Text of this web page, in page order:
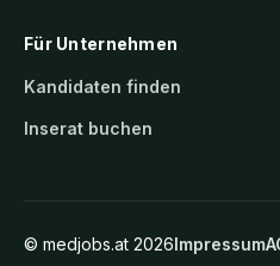
Für Unternehmen
Kandidaten finden
Inserat buchen
© medjobs.at 2026Impressum